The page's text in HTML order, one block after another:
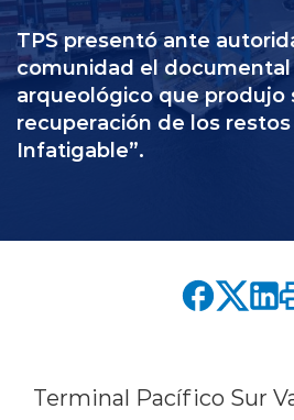
Políticas y
Prensa
TPS presentó ante
comunidad el
arqueológico que produjo
recuperación de los restos
Infatigable”.
Terminal Pacífico Sur